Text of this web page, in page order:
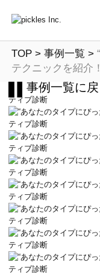
TOP >事例一覧 >
テクニックを紹介
事例一覧に